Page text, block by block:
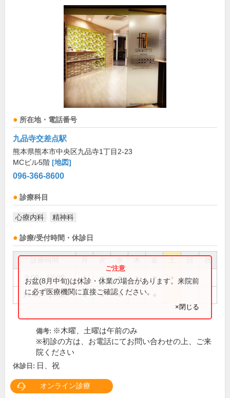
所在地・電話番号
九品寺交差点駅
熊本県熊本市中央区九品寺1丁目2-23
MCビル5階 [地図]
096-366-8600
診療科目
心療内科 精神科
診療/受付時間・休診日
祝
9:00～12:00 ● ● ● ● ●
14:00～17:00 ● ● ●
お盆(8月中旬)は休診・休業の場合があります。来院前
に必ず医療機関に直接ご確認ください。
×閉じる
備考: ※木曜、土曜は午前のみ
※初診の方は、お電話にてお問い合わせの上、ご来
院ください
休診日: 日、祝
オンライン診療